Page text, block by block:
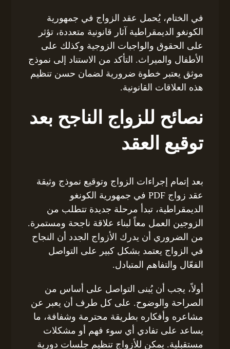
في الختام، يُحمل عقد الزواج في جمهورية
الكونغو الديمقراطية آثار قانونية متعددة، تؤثر
على الحقوق والواجبات الزوجية وكذلك على
الأطفال والميراث. التأكد من الاستناد إلى نموذج
موثق يعتبر خطوة ضرورية لضمان حسن تنظيم
هذه العلاقات القانونية.
نصائح للزواج الناجح بعد
توقيع العقد
بعد إتمام إجراءات الزواج وتوقيع نموذج وثيقة
عقد زواج PDF في جمهورية الكونغو
الديمقراطية، تبدأ مرحلة جديدة تتطلب من
الزوجين العمل معاً لبناء علاقة ناجحة ومستمرة.
من الضروري أن يدرك الأزواج الجدد أن النجاح
في الزواج يعتمد بشكل كبير على التواصل
الفعّال والتفاهم المتبادل.
أولاً، يجب أن يُبنى التواصل على أساس من
الصراحة والوضوح. على كل طرف أن يعبر عن
مشاعره وأفكاره بطريقة محترمة وشفافة، ما
يساعد على تفادي أي سوء فهم أو مشكلات
مستقبلية. يمكن للأزواج تنظيم جلسات دورية